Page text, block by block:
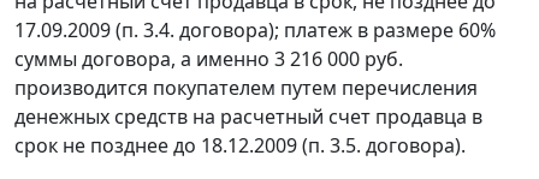
17.09.2009 (п. 3.4. договора); платеж в размере 60%
суммы договора, а именно 3 216 000 руб.
производится покупателем путем перечисления
денежных средств на расчетный счет продавца в
срок не позднее до 18.12.2009 (п. 3.5. договора).